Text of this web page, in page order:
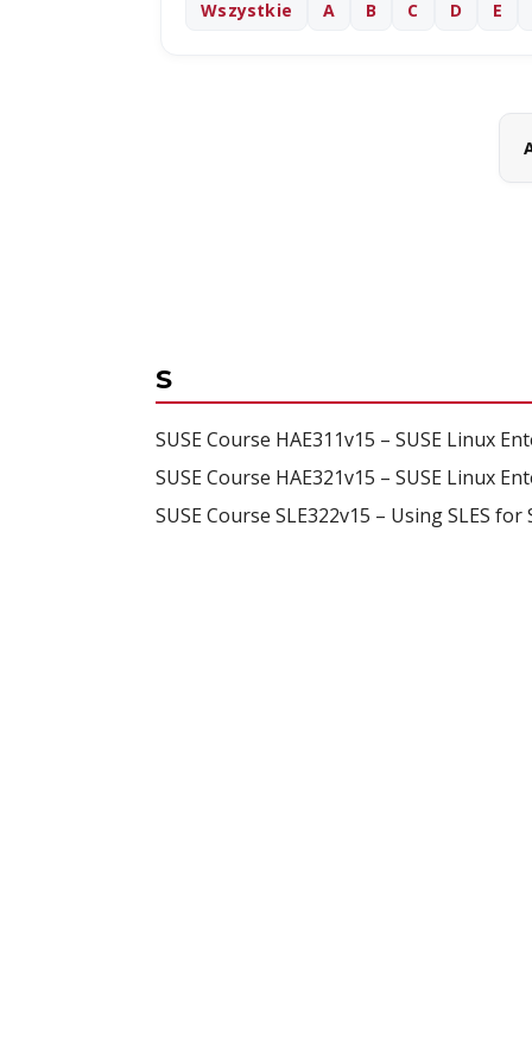
Wszystkie A B C D E
S
SUSE Course HAE311v15 – SUSE Linux
SUSE Course HAE321v15 – SUSE Linux
SUSE Course SLE322v15 – Using SLES